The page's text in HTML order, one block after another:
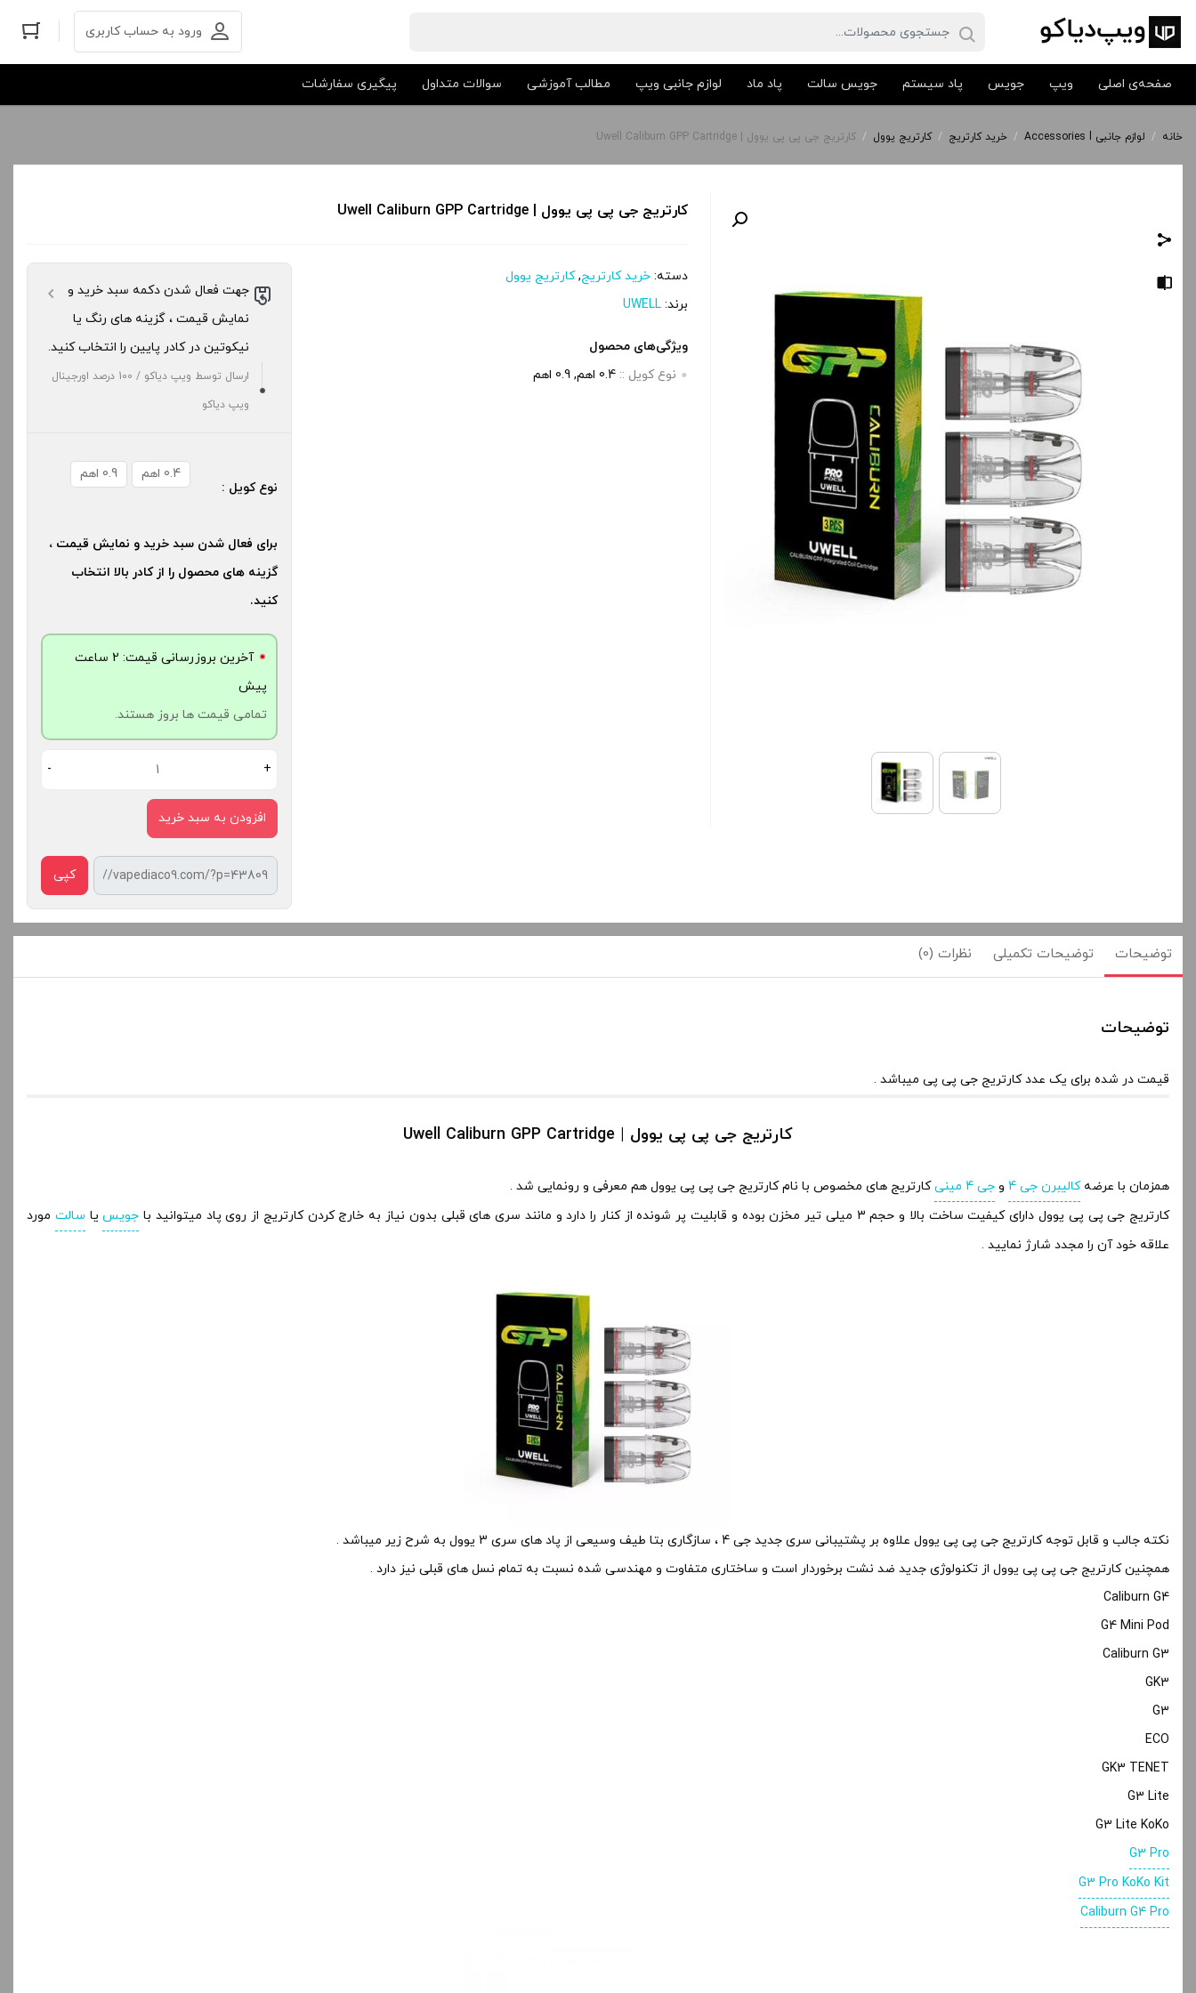
ورود به حساب کاربری
صفحه‌ی اصلی ویپ جویس پاد سیستم جویس سالت پاد ماد لوازم جانبی ویپ مطالب آموزشی سوالات متداول پیگیری سفارشات
خانه / لوازم جانبی Accessories l / خرید کارتریج / کارتریج یوول / کارتریج جی پی پی یوول | Uwell Caliburn GPP Cartridge
کارتریج جی پی پی یوول | Uwell Caliburn GPP Cartridge
دسته:خرید کارتریج,کارتریج یوول
برند:UWELL
ویژگی‌های محصول
نوع کویل ::0.4 اهم, 0.9 اهم
جهت فعال شدن دکمه سبد خرید و
نمایش قیمت ، گزینه های رنگ یا
نیکوتین در کادر پایین را انتخاب کنید.
ارسال توسط ویپ دیاکو / 100 درصد اورجینال
ویپ دیاکو
نوع کویل :
0.4 اهم 0.9 اهم
برای فعال شدن سبد خرید و نمایش قیمت ،
گزینه های محصول را از کادر بالا انتخاب
کنید.
آخرین بروزرسانی قیمت: 2 ساعت
پیش
تمامی قیمت ها بروز هستند.
- +
افزودن به سبد خرید
کپی
توضیحات توضیحات تکمیلی نظرات (0)
توضیحات
قیمت در شده برای یک عدد کارتریج جی پی پی میباشد .
کارتریج جی پی پی یوول | Uwell Caliburn GPP Cartridge
همزمان با عرضهکالیبرن جی 4 و جی 4 مینی
کارتریج های مخصوص با نام کارتریج جی پی پی یوول هم معرفی و رونمایی شد .
کارتریج جی پی پی یوول دارای کیفیت ساخت بالا و حجم 3 میلی تیر مخزن بوده و قابلیت پر شونده از کنار را دارد و مانند سری های قبلی بدون نیاز به خارج کردن کارتریج از روی پاد میتوانید با
جویسیا سالت مورد
علاقه خود آن را مجدد شارژ نمایید .
نکته جالب و قابل توجه کارتریج جی پی پی یوول علاوه بر پشتیبانی سری جدید جی 4 ، سازگاری بتا طیف وسیعی از پاد های سری 3 یوول به شرح زیر میباشد .
همچنین کارتریج جی پی پی یوول از تکنولوژی جدید ضد نشت برخوردار است و ساختاری متفاوت و مهندسی شده نسبت به تمام نسل های قبلی نیز دارد .
Caliburn G4
G4 Mini Pod
Caliburn G3
GK3
G3
ECO
GK3 TENET
G3 Lite
G3 Lite KoKo
G3 Pro
G3 Pro KoKo Kit
Caliburn G4 Pro